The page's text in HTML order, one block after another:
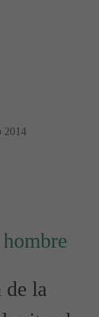
2014
de la